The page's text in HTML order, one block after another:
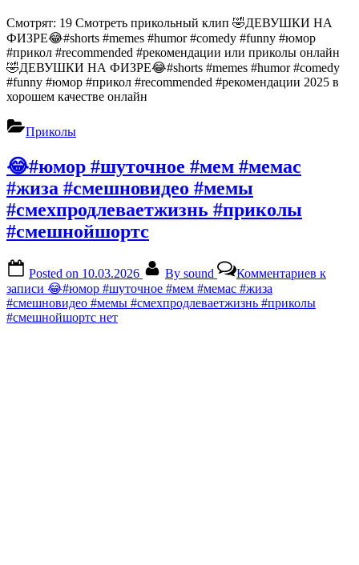
Смотрят: 19 Смотреть прикольный клип 🤣ДЕВУШКИ НА
ФИЗРЕ😂#shorts #memes #humor #comedy #funny #юмор
#прикол #recommended #рекомендации или приколы онлайн
🤣ДЕВУШКИ НА ФИЗРЕ😂#shorts #memes #humor #comedy
#funny #юмор #прикол #recommended #рекомендации 2025 в
хорошем качестве онлайн
Приколы
😂#юмор #шуточное #мем #мемас
#жиза #смешновидео #мемы
#смехпродлеваетжизнь #приколы
#смешнойшортс
Posted on 10.03.2026 By sound Комментариев к
записи 😂#юмор #шуточное #мем #мемас #жиза
#смешновидео #мемы #смехпродлеваетжизнь #приколы
#смешнойшортс нет